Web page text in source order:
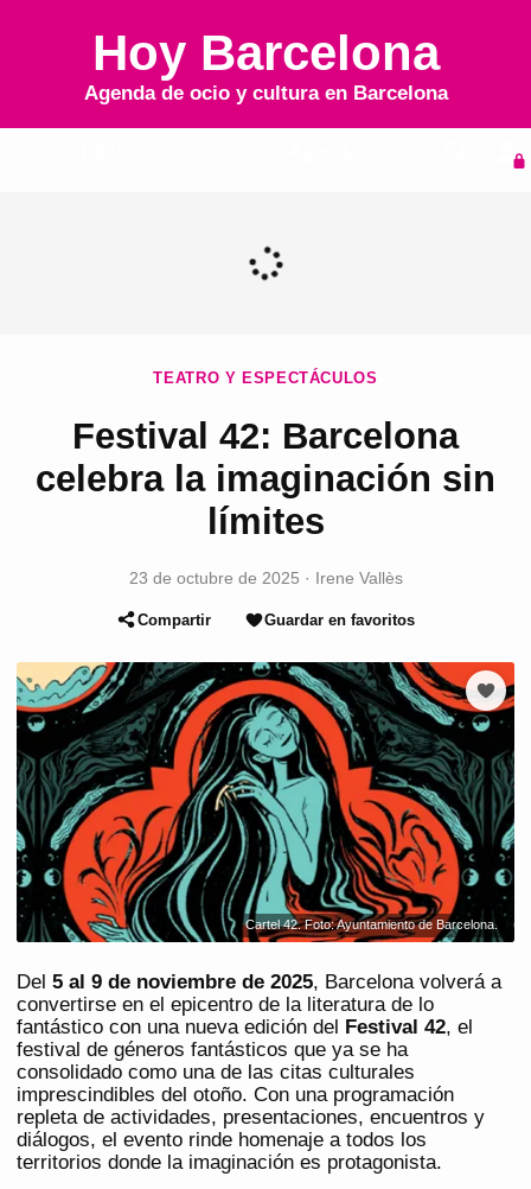
Hoy Barcelona
Agenda de ocio y cultura en Barcelona
TEATRO Y ESPECTÁCULOS
Festival 42: Barcelona
celebra la imaginación sin
límites
23 de octubre de 2025 · Irene Vallès
Compartir Guardar en favoritos
Cartel 42. Foto: Ayuntamiento de Barcelona.
Del 5 al 9 de noviembre de 2025, Barcelona volverá a
convertirse en el epicentro de la literatura de lo
fantástico con una nueva edición del
Festival 42, el
festival de géneros fantásticos que ya se ha
consolidado como una de las citas culturales
imprescindibles del otoño. Con una programación
repleta de actividades, presentaciones, encuentros y
diálogos, el evento rinde homenaje a todos los
territorios donde la imaginación es protagonista.